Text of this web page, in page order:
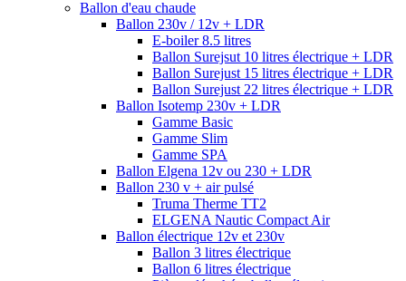
Ballon d'eau chaude
Ballon 230v / 12v + LDR
E-boiler 8.5 litres
Ballon Surejsut 10 litres électrique + LDR
Ballon Surejust 15 litres électrique + LDR
Ballon Surejust 22 litres électrique + LDR
Ballon Isotemp 230v + LDR
Gamme Basic
Gamme Slim
Gamme SPA
Ballon Elgena 12v ou 230 + LDR
Ballon 230 v + air pulsé
Truma Therme TT2
ELGENA Nautic Compact Air
Ballon électrique 12v et 230v
Ballon 3 litres électrique
Ballon 6 litres électrique